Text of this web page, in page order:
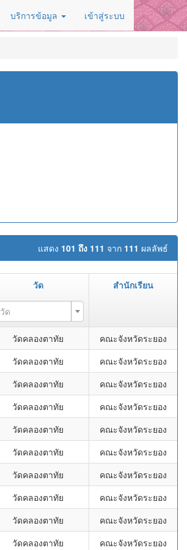
บริการข้อมูล เข้าสู่ระบบ
แสดง 101 ถึง 111 จาก 111 ผลลัพธ์
วัด สำนักเรียน
วัด
วัดคลองตาทัย
คณะจังหวัดระยอง
วัดคลองตาทัย
คณะจังหวัดระยอง
วัดคลองตาทัย
คณะจังหวัดระยอง
วัดคลองตาทัย
คณะจังหวัดระยอง
วัดคลองตาทัย
คณะจังหวัดระยอง
วัดคลองตาทัย
คณะจังหวัดระยอง
วัดคลองตาทัย
คณะจังหวัดระยอง
วัดคลองตาทัย
คณะจังหวัดระยอง
วัดคลองตาทัย
คณะจังหวัดระยอง
วัดคลองตาทัย คณะจังหวัดระยอง